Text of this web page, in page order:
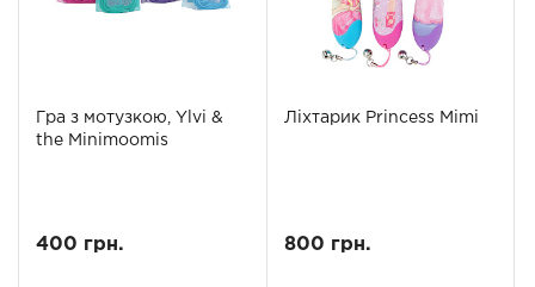
Гра з мотузкою, Ylvi &
the Minimoomis
400 грн.
Ліхтарик Princess Mimi
800 грн.